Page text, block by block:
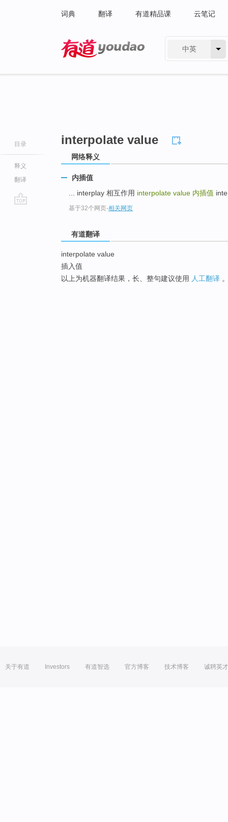
词典 翻译 有道精品课 云笔记
中英
目录
释义
翻译
interpolate value
网络释义
内插值
... interplay 相互作用 interpolate value 内插值
基于32个网页-相关网页
有道翻译
interpolate value
插入值
以上为机器翻译结果，长、整句建议使用 人工翻译
关于有道 Investors 有道智选 官方博客 技术博客 诚聘英才